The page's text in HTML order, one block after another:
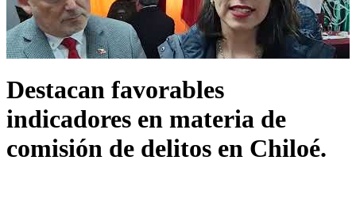
Destacan favorables
indicadores en materia de
comisión de delitos en Chiloé.